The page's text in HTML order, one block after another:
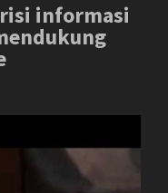
informasi